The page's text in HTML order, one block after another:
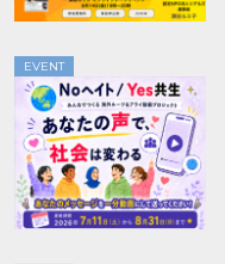
EVENT